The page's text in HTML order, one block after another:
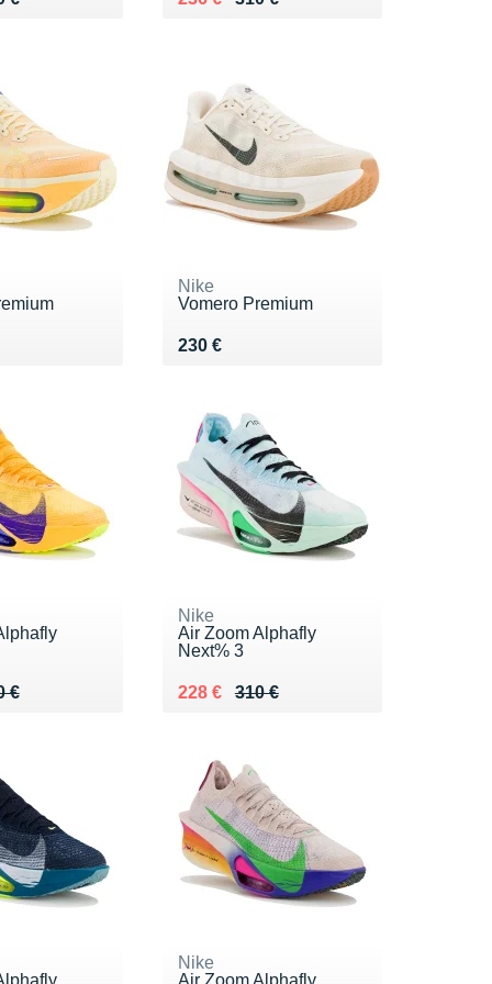
Nike
Vomero Premium
230 €
Vendu 230 €
€ €
€
Nike
Air Zoom Alphafly
Next% 3
310 €
Au lieu de 310 €
228 €
Vendu 228 €
Nike
Air Zoom Alphafly